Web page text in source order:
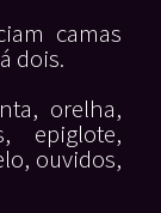
camas
dois.
orelha,
epiglote,
ouvidos,